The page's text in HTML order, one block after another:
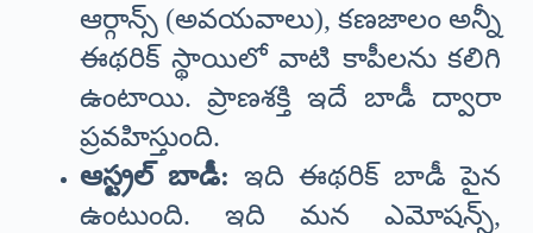
ఆర్గాన్స్ (అవయవాలు), కణజాలం అన్నీ
ఈథరిక్ స్థాయిలో వాటి కాపీలను కలిగి
ఉంటాయి. ప్రాణశక్తి ఇదే బాడీ ద్వారా
ప్రవహిస్తుంది.
ఆస్ట్రల్ బాడీ: ఇది ఈథరిక్ బాడీ పైన
ఉంటుంది. ఇది మన ఎమోషన్స్,